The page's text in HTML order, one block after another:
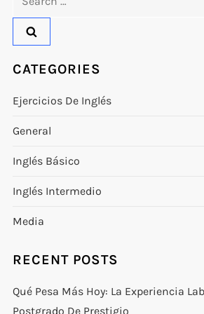
CATEGORIES
Ejercicios De Inglés
General
Inglés Básico
Inglés Intermedio
Media
RECENT POSTS
Qué Pesa Más Hoy: La Experiencia
Postgrado De Prestigio